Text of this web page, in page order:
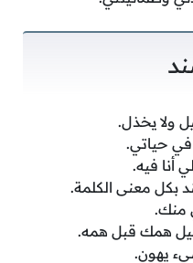
ولا يخذل.
حياتي.
أنا فيه.
بكل معنى الكلمة.
منك.
همك قبل همه.
يهون.